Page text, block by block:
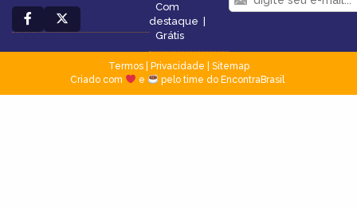
Com
destaque
Grátis
Termos| Privacidade
Sitemap
Criado com
e pelo time do EncontraBrasil